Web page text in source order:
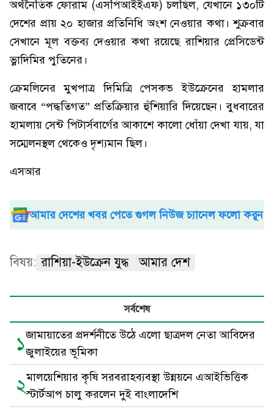
অর্থনৈতিক ফোরাম (এসপিআইইএফ) চলছিল, যেখানে ১৩০টি
দেশের প্রায় ২০ হাজার প্রতিনিধি অংশ নেওয়ার কথা। শুক্রবার
সেখানে মূল বক্তব্য দেওয়ার কথা রয়েছে রাশিয়ার প্রেসিডেন্ট
ভ্লাদিমির পুতিনের।
ক্রেমলিনের মুখপাত্র দিমিত্রি পেসকভ ইউক্রেনের হামলার
জবাবে “পদ্ধতিগত” প্রতিক্রিয়ার হুঁশিয়ারি দিয়েছেন। বুধবারের
হামলায় সেন্ট পিটার্সবার্গের আকাশে কালো ধোঁয়া দেখা যায়, যা
সম্মেলনস্থল থেকেও দৃশ্যমান ছিল।
এসআর
আমার দেশের খবর পেতে গুগল নিউজ চ্যানেল ফলো করুন
বিষয়: রাশিয়া-ইউক্রেন যুদ্ধ আমার দেশ
সর্বশেষ
১জামায়াতের প্রদর্শনীতে উঠে এলো ছাত্রদল নেতা আবিদের
জুলাইয়ের ভূমিকা
২মালয়েশিয়ার কৃষি সরবরাহব্যবস্থা উন্নয়নে এআইভিত্তিক
স্টার্টআপ চালু করলেন দুই বাংলাদেশি